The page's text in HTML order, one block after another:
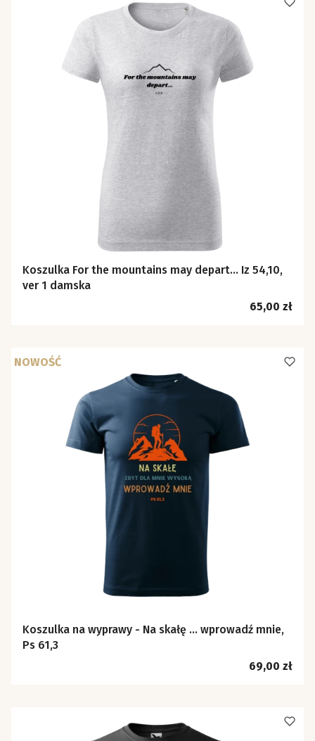
Koszulka For the mountains may depart… Iz 54,10,
ver 1 damska
Cena
65,00 zł
NOWOŚĆ
Koszulka na wyprawy - Na skałę ... wprowadź mnie,
Ps 61,3
Cena
69,00 zł